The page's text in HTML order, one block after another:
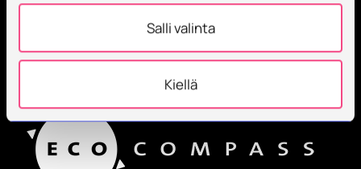
Salli valinta
Kiellä
International students + 500
Employees + 600